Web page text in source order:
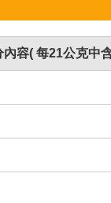
內容( 每21公克中